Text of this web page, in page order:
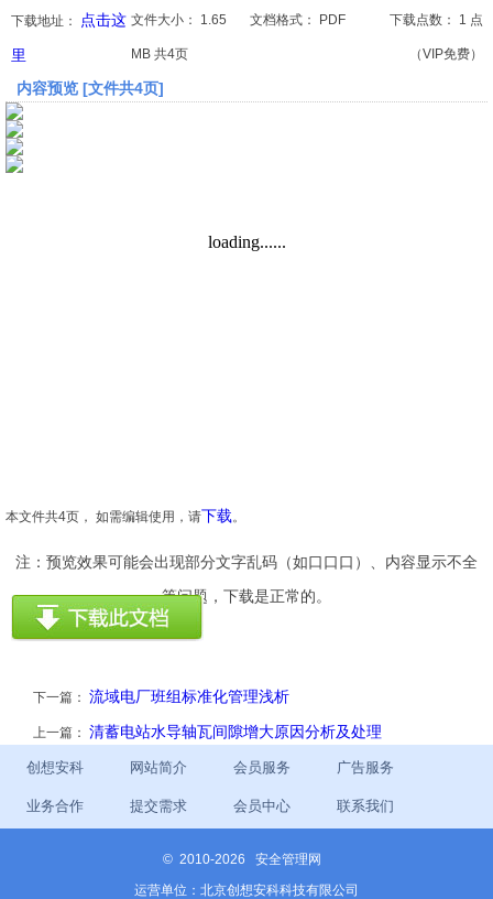
论文
下载地址：
点击这
里
文件大小： 1.65
MB 共4页
文档格式： PDF 下载点数： 1 点
（VIP免费）
内容预览 [文件共4页]
本文件共4页， 如需编辑使用，请下载。
注：预览效果可能会出现部分文字乱码（如口口口）、内容显示不全
等问题，下载是正常的。
下一篇： 流域电厂班组标准化管理浅析
上一篇： 清蓄电站水导轴瓦间隙增大原因分析及处理
创想安科 网站简介 会员服务 广告服务
业务合作 提交需求 会员中心 联系我们
© 2010-2026 安全管理网
运营单位：北京创想安科科技有限公司